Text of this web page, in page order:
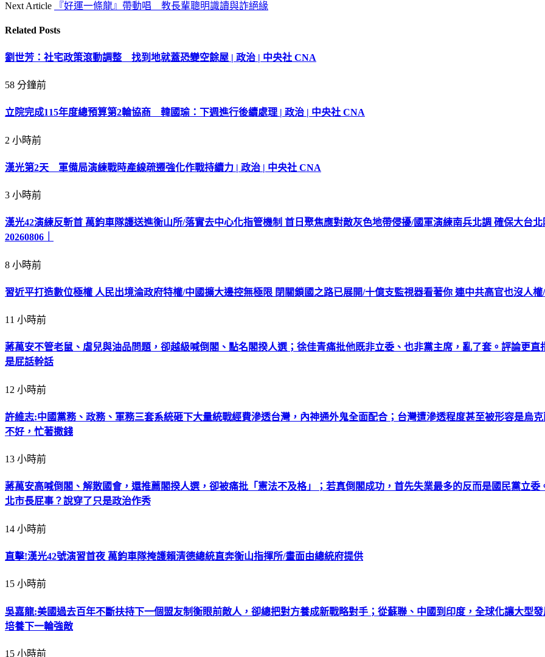
Next Article
『好運一條龍』帶動唱 教長輩聰明識讀與詐絕緣
Related Posts
劉世芳：社宅政策滾動調整 找到地就蓋恐變空餘屋 | 政治 | 中央社 CNA
58 分鐘前
立院完成115年度總預算第2輪協商 韓國瑜：下週進行後續處理 | 政治 | 中央社 CNA
2 小時前
漢光第2天 軍備局演練戰時產線疏遷強化作戰持續力 | 政治 | 中央社 CNA
3 小時前
漢光42演練反斬首 萬鈞車隊護送進衡山所/落實去中心化指管機制 首日聚焦應對敵灰色地帶侵擾/國軍演練南兵北調 確保大台
20260806｜
8 小時前
習近平打造數位極權 人民出境淪政府特權/中國擴大邊控無極限 閉關鎖國之路已展開/十億支監視器看著你 連中共高官也沒人
11 小時前
蔣萬安不管老鼠、虐兒與油品問題，卻越級喊倒閣、點名閣揆人選；徐佳青痛批他既非立委、也非黨主席，亂了套。評論更
是屁話幹話
12 小時前
許維志:中國黨務、政務、軍務三套系統砸下大量統戰經費滲透台灣，內神通外鬼全面配合；台灣遭滲透程度甚至被形容是烏
不好，忙著撒錢
13 小時前
蔣萬安高喊倒閣、解散國會，還推薦閣揆人選，卻被痛批「憲法不及格」；若真倒閣成功，首先失業最多的反而是國民黨立
北市長屁事？說穿了只是政治作秀
14 小時前
直擊!漢光42號演習首夜 萬鈞車隊掩護賴清德總統直奔衡山指揮所/畫面由總統府提供
15 小時前
吳嘉龍:美國過去百年不斷扶持下一個盟友制衡眼前敵人，卻總把對方養成新戰略對手；從蘇聯、中國到印度，全球化讓大型
培養下一輪強敵
15 小時前